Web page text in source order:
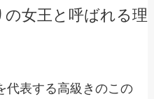
女王と呼ばれる理
代表する高級きのこの